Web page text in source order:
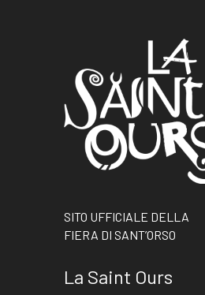
SITO UFFICIALE DELLA
FIERA DI SANT’ORSO
La Saint Ours